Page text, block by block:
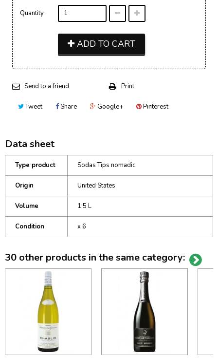
Quantity
ADD TO CART
Send to a friend Print
Tweet Share Google+ Pinterest
Data sheet
Type product Sodas Tips nomadic
Origin United States
Volume 1.5 L
Condition x 6
30 other products in the same category: